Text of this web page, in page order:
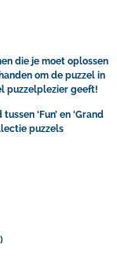
die je moet oplossen
om de puzzel in
puzzelplezier geeft!
‘Fun’ en ‘Grand
puzzels